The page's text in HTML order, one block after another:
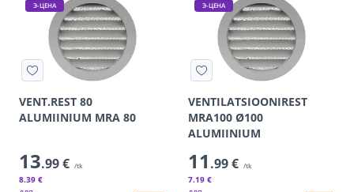
Э-ЦЕНА
VENT.REST 80
ALUMIINIUM MRA 80
13.99 € /tk
8.39 €
Э-ЦЕНА
VENTILATSIOONIREST
MRA100 Ø100
ALUMIINIUM
11 .99 € /tk
7.19 €